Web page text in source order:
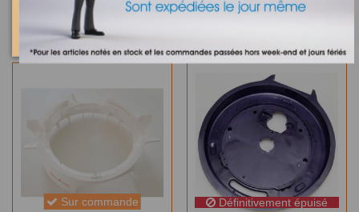
VIEW
Sur commande Définitivement épuisé